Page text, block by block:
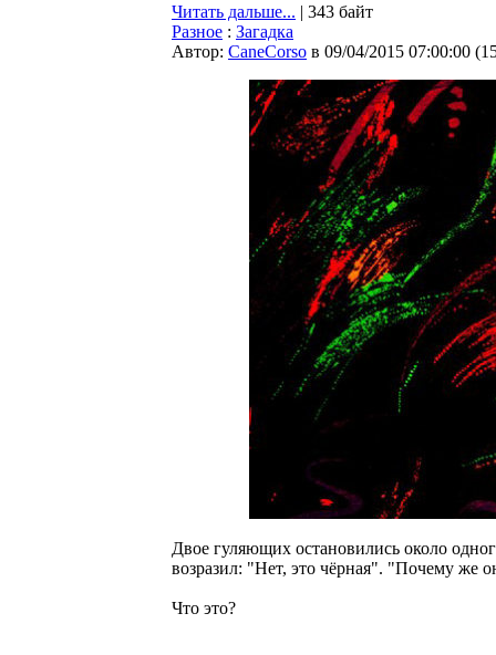
Читать дальше... | 343 байт
Разное : Загадка
Автор: CaneCorso в 09/04/2015 07:00:00 (
Двое гуляющих остановились около
возразил: "Нет, это чёрная". "Почему же
Что это?